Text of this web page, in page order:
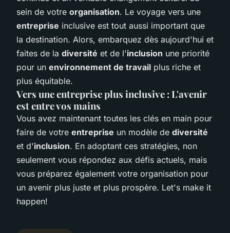
sein de votre organisation. Le voyage vers une
entreprise inclusive est tout aussi important que
la destination. Alors, embarquez dès aujourd'hui et
faites de la diversité et de l'inclusion une priorité
pour un environnement de travail plus riche et
plus équitable.
Vers une entreprise plus inclusive : L'avenir
est entre vos mains
Vous avez maintenant toutes les clés en main pour
faire de votre entreprise un modèle de diversité
et d'inclusion. En adoptant ces stratégies, non
seulement vous répondez aux défis actuels, mais
vous préparez également votre organisation pour
un avenir plus juste et plus prospère. Let's make it
happen!